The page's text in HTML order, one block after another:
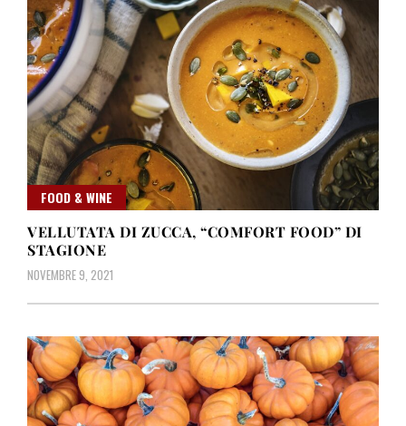
FOOD & WINE
VELLUTATA DI ZUCCA, “COMFORT FOOD” DI
STAGIONE
NOVEMBRE 9, 2021